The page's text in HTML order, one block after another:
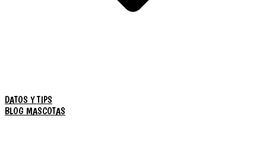
DATOS Y TIPS
BLOG MASCOTAS